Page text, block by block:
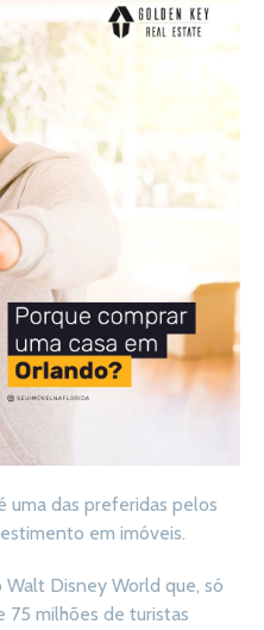
uma das preferidas pelos
em imóveis.
Disney World que, só
75 milhões de turistas